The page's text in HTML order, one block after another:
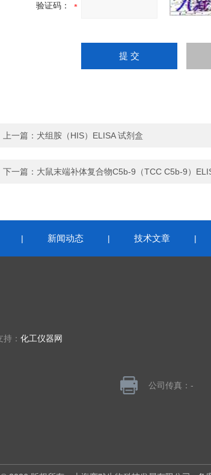
验证码：
上一篇： 犬组胺（HIS）ELISA 试剂盒
下一篇： 大鼠末端补体复合物C5b-9（TCC C5b-9）
| 新闻动态 | 技术文章 |
： 化工仪器网
公司传真：-